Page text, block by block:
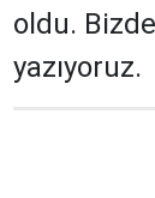
oldu.
yazıyoruz.